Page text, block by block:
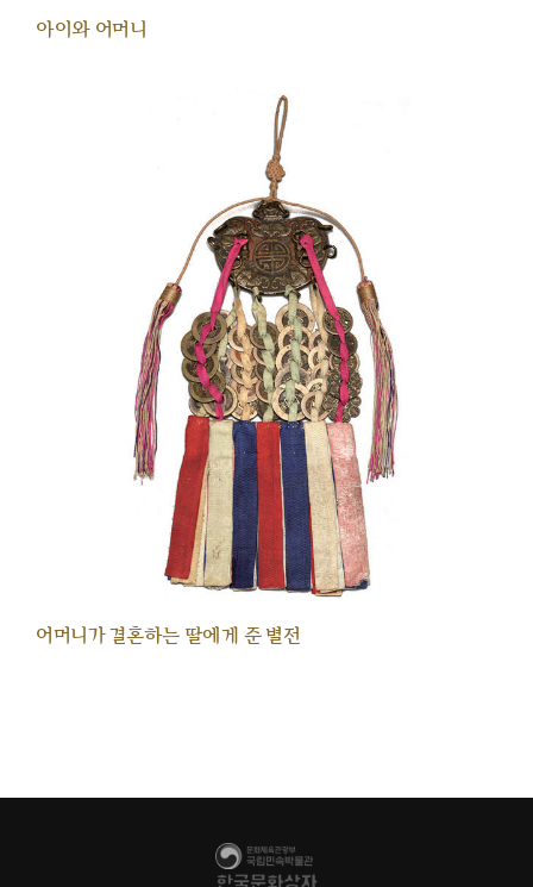
아이와 어머니
어머니가 결혼하는 딸에게 준 별전